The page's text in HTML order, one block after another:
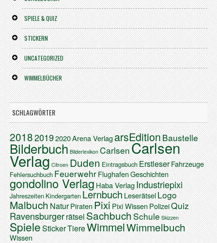
SPIELE & QUIZ
STICKERN
UNCATEGORIZED
WIMMELBÜCHER
SCHLAGWÖRTER
201820192020Arena VerlagarsEditionBaustelle
Bilderbuch Bilderlexikon CarlsenCarlsen
Verlag Citroen DudenEintragsbuchErstleserFahrzeuge
FehlersuchbuchFeuerwehrFlughafenGeschichten
gondolino VerlagHaba VerlagIndustriepixi
JahreszeitenKindergartenLernbuchLeserätselLogo
MalbuchNaturPiratenPixiPixi WissenPolizeiQuiz
RavensburgerrätselSachbuchSchule Skizzen
SpieleStickerTiereWimmelWimmelbuch
Wissen